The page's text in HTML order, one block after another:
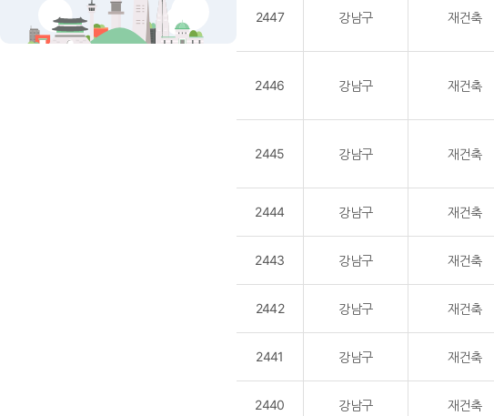
2447 강남구 재건축
2446 강남구 재건축
2445 강남구 재건축
2444 강남구 재건축
2443 강남구 재건축
2442 강남구 재건축
2441 강남구 재건축
2440 강남구 재건축